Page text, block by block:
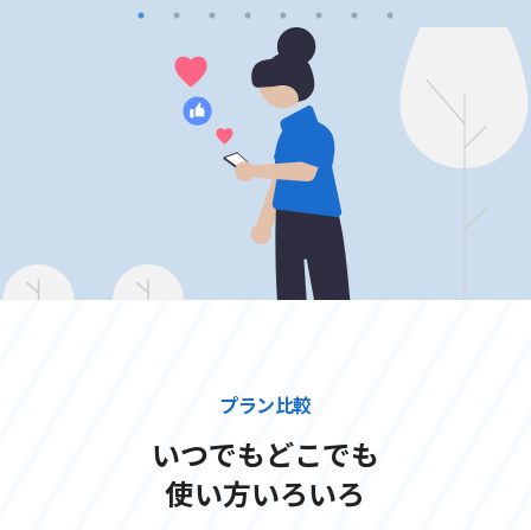
プラン比較
いつでもどこでも
使い方いろいろ